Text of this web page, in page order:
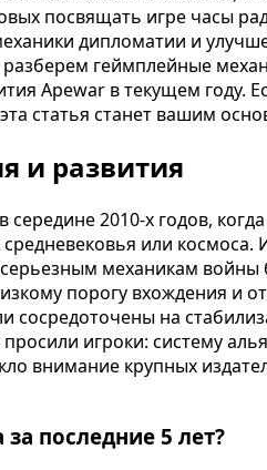
посвящать игре часы
дипломатии и
геймплейные
Apewar в текущем году.
статья станет вашим
и развития
середине 2010-х годов,
или космоса.
механикам войны
порогу вхождения и
сосредоточены на
игроки: систему
внимание крупных
последние 5 лет?